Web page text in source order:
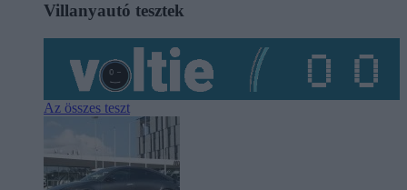
Villanyautó tesztek
Az összes teszt